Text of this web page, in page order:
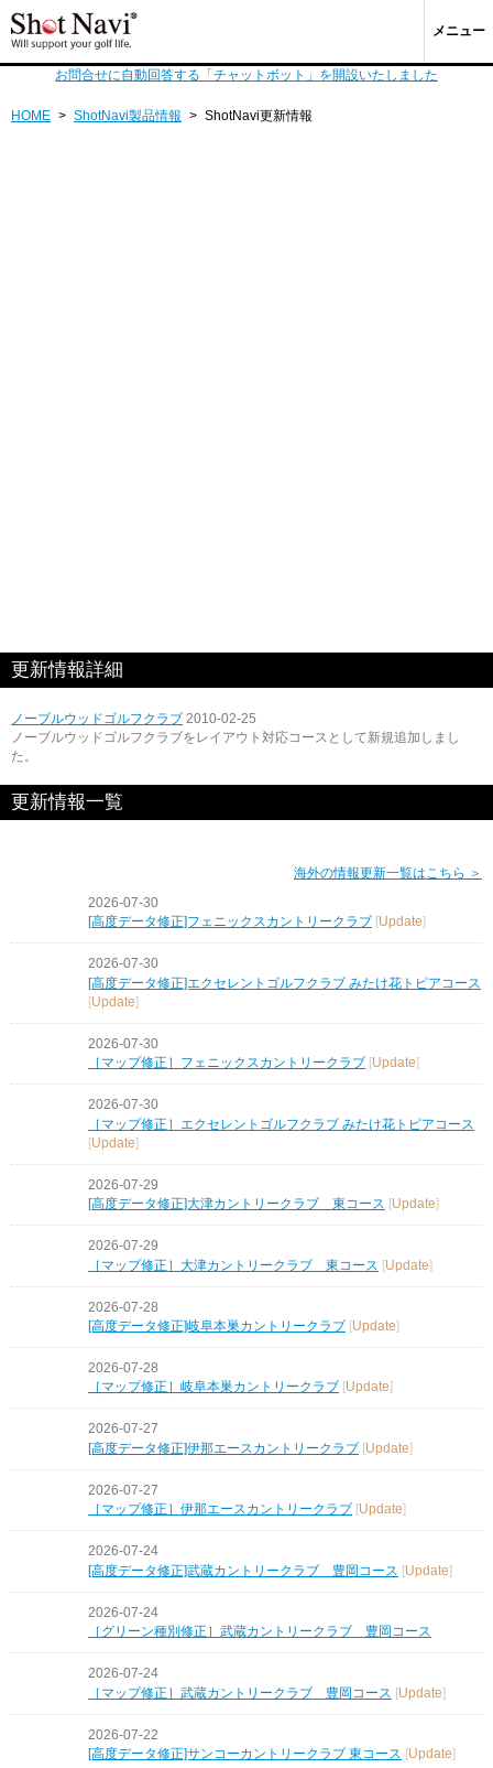
メニュー
お問合せに自動回答する「チャットボット」を開設いたしました
HOME > ShotNavi製品情報 > ShotNavi更新情報
更新情報詳細
ノーブルウッドゴルフクラブ 2010-02-25
ノーブルウッドゴルフクラブをレイアウト対応コースとして新規追加しまし
た。
更新情報一覧
海外の情報更新一覧はこちら ＞
2026-07-30
[高度データ修正]フェニックスカントリークラブ
Update
2026-07-30
[高度データ修正]エクセレントゴルフクラブ みたけ花トピアコース
[Update]
2026-07-30
［マップ修正］フェニックスカントリークラブ [Update]
2026-07-30
［マップ修正］エクセレントゴルフクラブ みたけ花トピアコース
[Update]
2026-07-29
[高度データ修正]大津カントリークラブ 東コース [Update]
2026-07-29
［マップ修正］大津カントリークラブ 東コース [Update]
2026-07-28
[高度データ修正]岐阜本巣カントリークラブ [Update]
2026-07-28
［マップ修正］岐阜本巣カントリークラブ
Update
2026-07-27
[高度データ修正]伊那エースカントリークラブ [Update]
2026-07-27
［マップ修正］伊那エースカントリークラブ
Update
2026-07-24
[高度データ修正]武蔵カントリークラブ 豊岡コース [Update]
2026-07-24
［グリーン種別修正］武蔵カントリークラブ 豊岡コース
2026-07-24
［マップ修正］武蔵カントリークラブ 豊岡コース [Update]
2026-07-22
[高度データ修正]サンコーカントリークラブ 東コース [Update]